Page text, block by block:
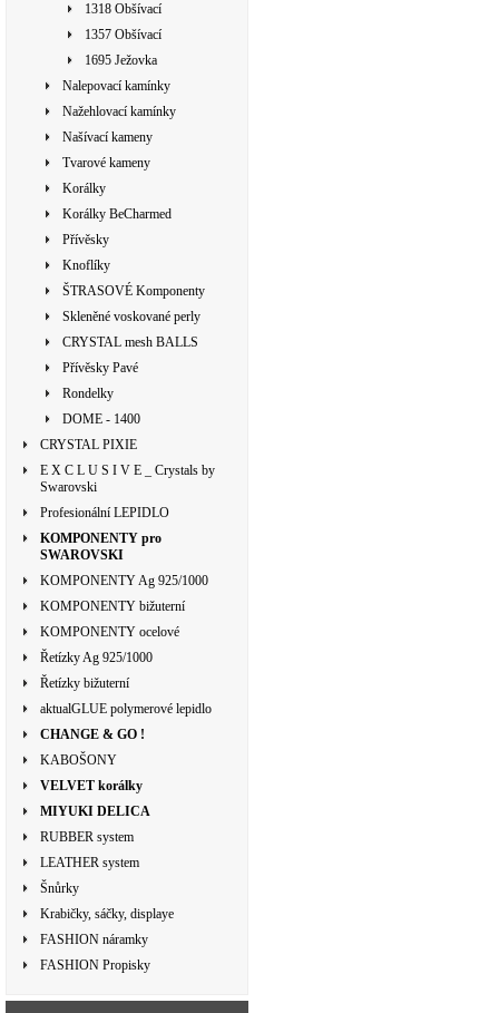
1318 Obšívací
1357 Obšívací
1695 Ježovka
Nalepovací kamínky
Nažehlovací kamínky
Našívací kameny
Tvarové kameny
Korálky
Korálky BeCharmed
Přívěsky
Knoflíky
ŠTRASOVÉ Komponenty
Skleněné voskované perly
CRYSTAL mesh BALLS
Přívěsky Pavé
Rondelky
DOME - 1400
CRYSTAL PIXIE
E X C L U S I V E _ Crystals by
Swarovski
Profesionální LEPIDLO
KOMPONENTY pro
SWAROVSKI
KOMPONENTY Ag 925/1000
KOMPONENTY bižuterní
KOMPONENTY ocelové
Řetízky Ag 925/1000
Řetízky bižuterní
aktualGLUE polymerové lepidlo
CHANGE & GO !
KABOŠONY
VELVET korálky
MIYUKI DELICA
RUBBER system
LEATHER system
Šnůrky
Krabičky, sáčky, displaye
FASHION náramky
FASHION Propisky